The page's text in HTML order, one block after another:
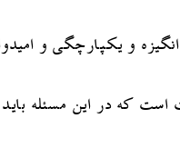
و یکپارچگی و
که در این مسئله